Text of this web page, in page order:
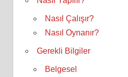
Nasıl Çalışır?
Nasıl Oynanır?
Gerekli Bilgiler
Belgesel